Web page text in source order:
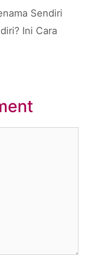
Sendiri
Ini Cara